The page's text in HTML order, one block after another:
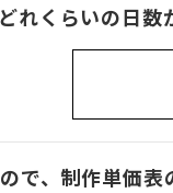
れくらいの日数
で、制作単価